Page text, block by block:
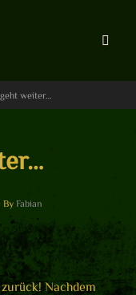
weiter…
By Byline
Fabian
Nachdem